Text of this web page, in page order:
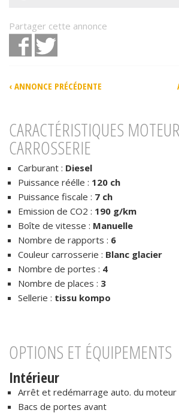
Partager cette annonce
Facebook
‹ ANNONCE PRÉCÉDENTE
CARACTÉRISTIQUES
CARROSSERIE
Carburant : Diesel
Puissance réélle : 120 ch
Puissance fiscale : 7 ch
Emission de CO2 : 190 g/km
Boîte de vitesse : Manuelle
Nombre de rapports : 6
Couleur carrosserie : Blanc glacier
Nombre de portes : 4
Nombre de places : 3
Sellerie : tissu kompo
OPTIONS ET ÉQUIPEMENTS
Intérieur
Arrêt et redémarrage auto. du moteur
Bacs de portes avant